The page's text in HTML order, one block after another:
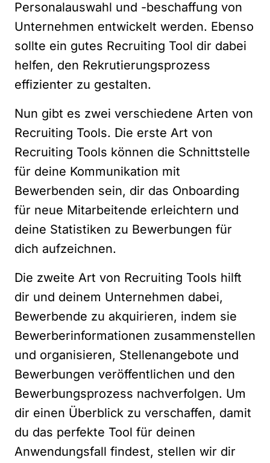
Personalauswahl und -beschaffung von
Unternehmen entwickelt werden. Ebenso
sollte ein gutes Recruiting Tool dir dabei
helfen, den Rekrutierungsprozess
effizienter zu gestalten.
Nun gibt es zwei verschiedene Arten von
Recruiting Tools. Die erste Art von
Recruiting Tools können die Schnittstelle
für deine Kommunikation mit
Bewerbenden sein, dir das Onboarding
für neue Mitarbeitende erleichtern und
deine Statistiken zu Bewerbungen für
dich aufzeichnen.
Die zweite Art von Recruiting Tools hilft
dir und deinem Unternehmen dabei,
Bewerbende zu akquirieren, indem sie
Bewerberinformationen zusammenstellen
und organisieren, Stellenangebote und
Bewerbungen veröffentlichen und den
Bewerbungsprozess nachverfolgen. Um
dir einen Überblick zu verschaffen, damit
du das perfekte Tool für deinen
Anwendungsfall findest, stellen wir dir